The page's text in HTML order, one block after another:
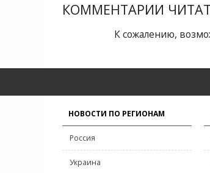
КОММЕНТАРИИ
К сожалению,
НОВОСТИ ПО РЕГИОНАМ
Россия
Украина